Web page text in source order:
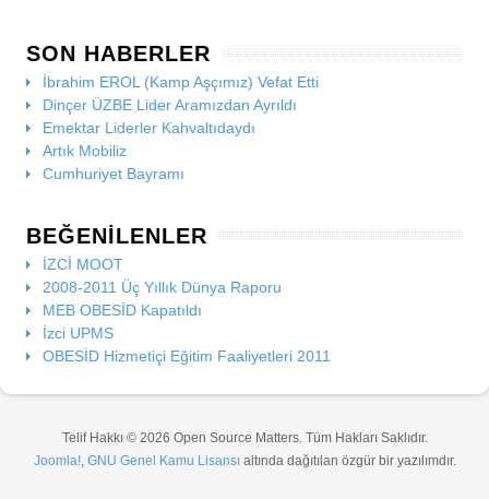
SON HABERLER
İbrahim EROL (Kamp Aşçımız) Vefat Etti
Dinçer ÜZBE Lider Aramızdan Ayrıldı
Emektar Liderler Kahvaltıdaydı
Artık Mobiliz
Cumhuriyet Bayramı
BEĞENILENLER
İZCİ MOOT
2008-2011 Üç Yıllık Dünya Raporu
MEB OBESİD Kapatıldı
İzci UPMS
OBESİD Hizmetiçi Eğitim Faaliyetleri 2011
Telif Hakkı © 2026 Open Source Matters. Tüm Hakları Saklıdır.
Joomla!, GNU Genel Kamu Lisansıaltında dağıtılan özgür bir yazılımdır.